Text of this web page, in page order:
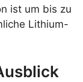
ist um bis zu
Lithium-